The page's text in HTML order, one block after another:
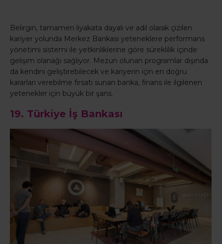
Belirgin, tamamen liyakata dayalı ve adil olarak çizilen
kariyer yolunda Merkez Bankası yeteneklere performans
yönetimi sistemi ile yetkinliklerine göre süreklilik içinde
gelişim olanağı sağlıyor. Mezun olunan programlar dışında
da kendini geliştirebilecek ve kariyerin için en doğru
kararları verebilme fırsatı sunan banka, finans ile ilgilenen
yetenekler için büyük bir şans.
19. Türkiye İş Bankası